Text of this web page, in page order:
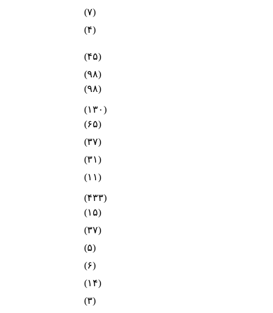
(۷)
(۴)
(۴۵)
(۹۸)
(۹۸)
(۱۳۰)
(۶۵)
(۳۷)
(۳۱)
(۱۱)
(۴۳۳)
(۱۵)
(۳۷)
(۵)
(۶)
(۱۴)
(۳)